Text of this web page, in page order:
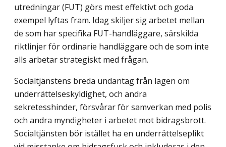
utredningar (FUT) görs mest effektivt och goda
exempel lyftas fram. Idag skiljer sig arbetet mellan
de som har specifika FUT-handläggare, särskilda
riktlinjer för ordinarie handläggare och de som inte
alls arbetar strategiskt med frågan.
Socialtjänstens breda undantag från lagen om
underrättelseskyldighet, och andra
sekretesshinder, försvårar för samverkan med polis
och andra myndigheter i arbetet mot bidragsbrott.
Socialtjänsten bör istället ha en underrättelseplikt